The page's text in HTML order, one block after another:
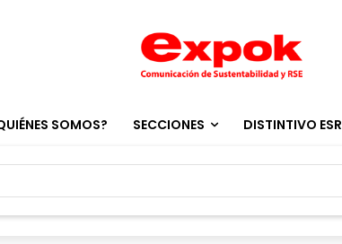
SOMOS? SECCIONES DISTINTIVO ESR